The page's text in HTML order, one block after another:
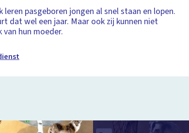
leren pasgeboren jongen al snel staan en lopen.
dat wel een jaar. Maar ook zij kunnen niet
hun moeder.